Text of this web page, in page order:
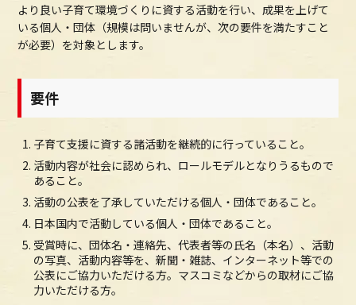
より良い子育て環境づくりに資する活動を行い、成果を上げて
いる個人・団体（規模は問いませんが、次の要件を満たすこと
が必要）を対象とします。
要件
子育て支援に資する諸活動を継続的に行っていること。
活動内容が社会に認められ、ロールモデルとなりうるもので
あること。
活動の公表を了承していただける個人・団体であること。
日本国内で活動している個人・団体であること。
受賞時に、団体名・連絡先、代表者等の氏名（本名）、活動
の写真、活動内容等を、新聞・雑誌、インターネット等での
公表にご協力いただける方。マスコミなどからの取材にご協
力いただける方。